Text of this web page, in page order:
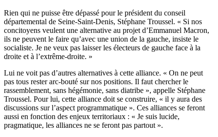
Rien qui ne puisse être dépassé pour le président du conseil
départemental de Seine-Saint-Denis, Stéphane Troussel. « Si nos
concitoyens veulent une alternative au projet d’Emmanuel Macron,
ils ne peuvent le faire qu’avec une union de la gauche, insiste le
socialiste. Je ne veux pas laisser les électeurs de gauche face à la
droite et à l’extrême-droite. »
Lui ne voit pas d’autres alternatives à cette alliance. « On ne peut
pas tous rester arc-bouté sur nos positions. Il faut chercher le
rassemblement, sans hégémonie, sans diatribe », appelle Stéphane
Troussel. Pour lui, cette alliance doit se construire, « il y aura des
discussions sur l’aspect programmatique ». Ces alliances se feront
aussi en fonction des enjeux territoriaux : « Je suis lucide,
pragmatique, les alliances ne se feront pas partout ».